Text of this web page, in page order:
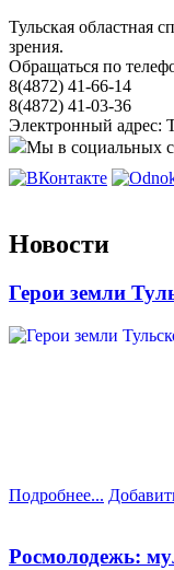
Тульская областная
зрения.
Обращаться по
8(4872) 41-66-14
8(4872) 41-03-36
Электронный адрес:
Мы в социальных
Новости
Герои земли
Подробнее...
Росмолодежь: